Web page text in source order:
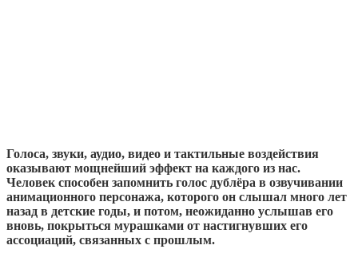
Голоса, звуки, аудио, видео и тактильные воздействия
оказывают мощнейший эффект на каждого из нас.
Человек способен запомнить голос дублёра в озвучивании
анимационного персонажа, которого он слышал много лет
назад в детские годы, и потом, неожиданно услышав его
вновь, покрыться мурашками от настигнувших его
ассоциаций, связанных с прошлым.